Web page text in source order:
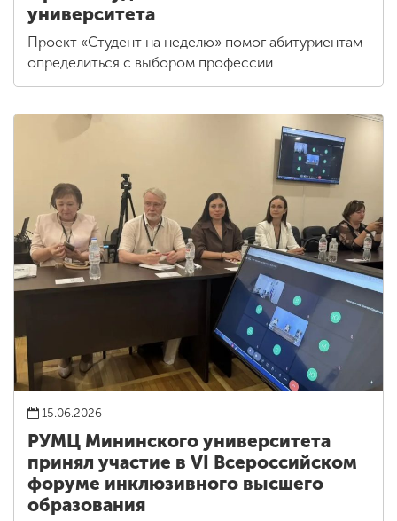
университета
Проект «Студент на неделю» помог абитуриентам
определиться с выбором профессии
15.06.2026
РУМЦ Мининского университета
принял участие в VI Всероссийском
форуме инклюзивного высшего
образования